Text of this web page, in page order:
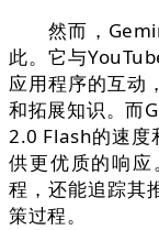
然而，
此。它与
应用程序的互动
和拓展知识。而
2.0 Flash的速度
供更优质的响
程，还能追踪其
策过程。